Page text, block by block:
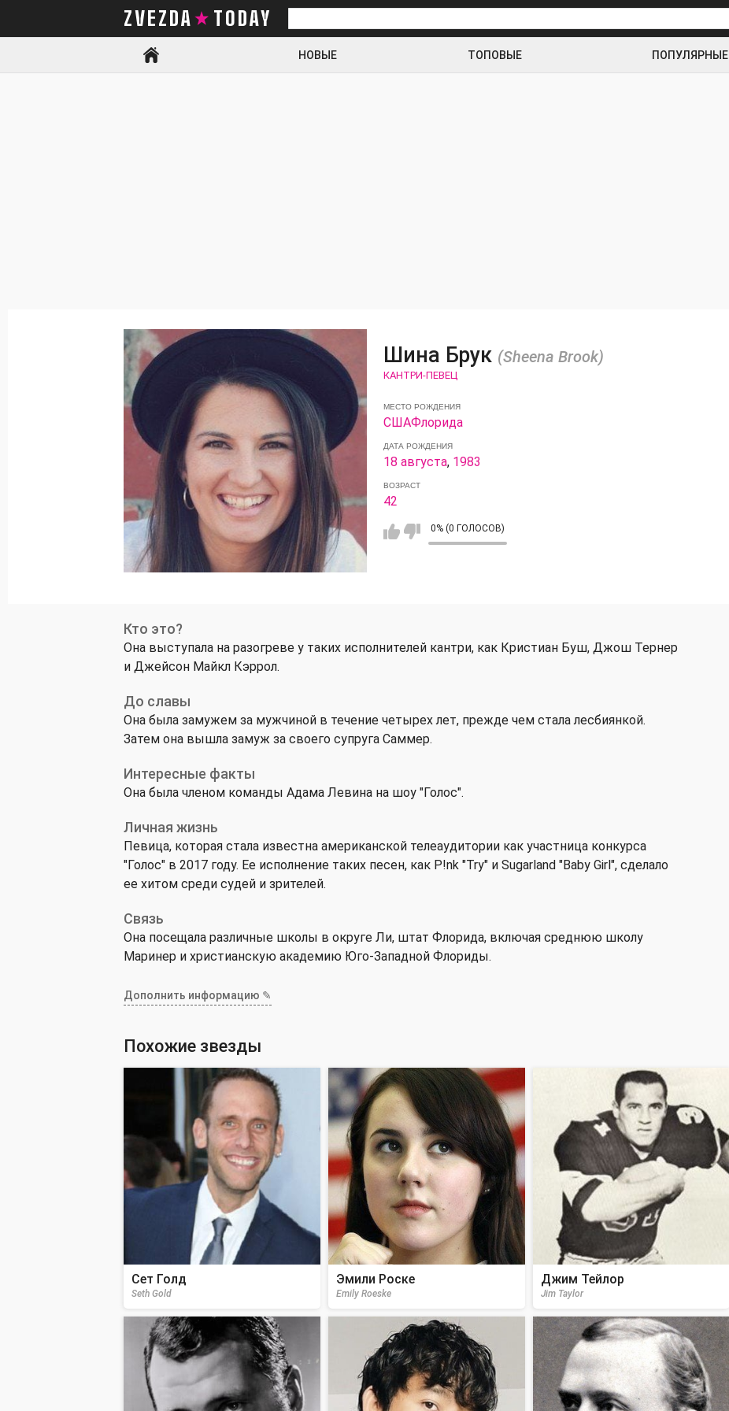
ZVEZDA TODAY
Искать
НОВЫЕ ТОПОВЫЕ ПОПУЛЯРНЫЕ
Шина Брук (Sheena Brook)
КАНТРИ-ПЕВЕЦ
МЕСТО РОЖДЕНИЯ
СШАФлорида
ДАТА РОЖДЕНИЯ
18 августа, 1983
ВОЗРАСТ
42
0% (0 ГОЛОСОВ)
Кто это?
Она выступала на разогреве у таких исполнителей кантри, как Кристиан Буш, Джош Тернер
и Джейсон Майкл Кэррол.
До славы
Она была замужем за мужчиной в течение четырех лет, прежде чем стала лесбиянкой.
Затем она вышла замуж за своего супруга Саммер.
Интересные факты
Она была членом команды Адама Левина на шоу "Голос".
Личная жизнь
Певица, которая стала известна американской телеаудитории как участница конкурса
"Голос" в 2017 году. Ее исполнение таких песен, как P!nk "Try" и Sugarland "Baby Girl", сделало
ее хитом среди судей и зрителей.
Связь
Она посещала различные школы в округе Ли, штат Флорида, включая среднюю школу
Маринер и христианскую академию Юго-Западной Флориды.
Дополнить информацию ✎
Похожие звезды
Сет Голд
Seth Gold
Эмили Роске
Emily Roeske
Джим Тейлор
Jim Taylor